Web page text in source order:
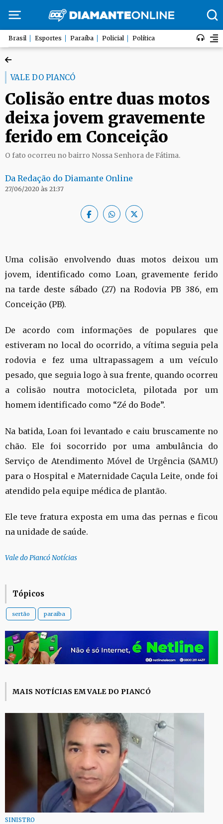
Brasil Esportes Paraíba Policial Política
VALE DO PIANCÓ
Colisão entre duas motos
deixa jovem gravemente
ferido em Conceição
O fato ocorreu no bairro Nossa Senhora de Fátima.
Da Redação do Diamante Online
27/06/2020 às 21:37
Uma colisão envolvendo duas motos deixou um
jovem, identificado como Loan, gravemente ferido
na tarde deste sábado (27) na Rodovia PB 386, em
Conceição (PB).
De acordo com informações de populares que
estiveram no local do ocorrido, a vítima seguia pela
rodovia e fez uma ultrapassagem a um veículo
pesado, que seguia logo à sua frente, quando ocorreu
a colisão noutra motocicleta, pilotada por um
homem identificado como “Zé do Bode”.
Na batida, Loan foi levantado e caiu bruscamente no
chão. Ele foi socorrido por uma ambulância do
Serviço de Atendimento Móvel de Urgência (SAMU)
para o Hospital e Maternidade Caçula Leite, onde foi
atendido pela equipe médica de plantão.
Ele teve fratura exposta em uma das pernas e ficou
na unidade de saúde.
Vale do Piancó Notícias
Tópicos
sertão paraiba
MAIS NOTÍCIAS EM VALE DO PIANCÓ
SINISTRO